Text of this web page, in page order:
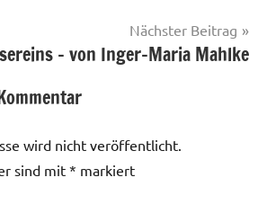
Nächster Beitrag
– von Inger-Maria Mahlke
wird nicht veröffentlicht.
sind mit * markiert